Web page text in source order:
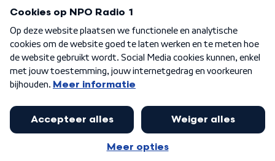
Algemene voorwaarden